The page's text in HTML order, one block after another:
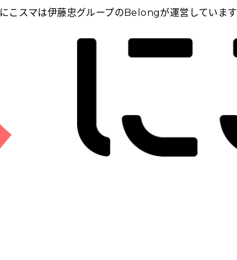
にこスマは伊藤忠グループのBelongが運営しています